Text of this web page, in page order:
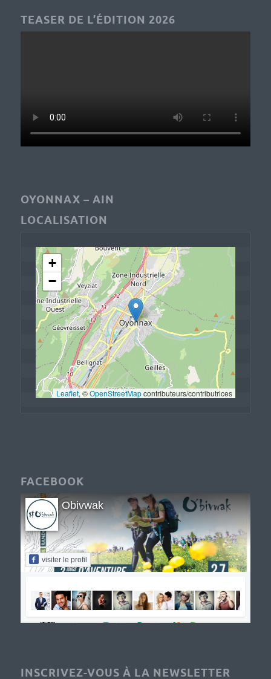
TEASER DE L’ÉDITION 2026
OYONNAX – AIN
LOCALISATION
+
−
Leaflet, © OpenStreetMap contributeurs/contributrices
FACEBOOK
Obivwak
visiter le profil
INSCRIVEZ-VOUS À LA NEWSLETTER